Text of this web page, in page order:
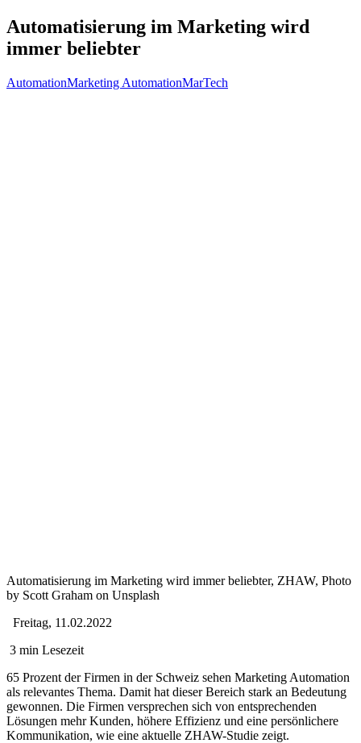
Automatisierung im Marketing wird
immer beliebter
AutomationMarketing AutomationMarTech
Automatisierung im Marketing wird immer beliebter, ZHAW, Photo
by Scott Graham on Unsplash
Freitag, 11.02.2022
3 min Lesezeit
65 Prozent der Firmen in der Schweiz sehen Marketing Automation
als relevantes Thema. Damit hat dieser Bereich stark an Bedeutung
gewonnen. Die Firmen versprechen sich von entsprechenden
Lösungen mehr Kunden, höhere Effizienz und eine persönlichere
Kommunikation, wie eine aktuelle ZHAW-Studie zeigt.